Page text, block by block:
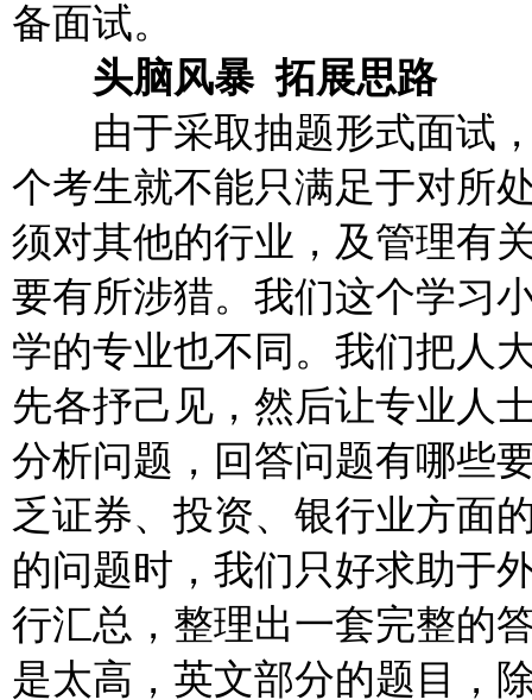
备面试。
头脑风暴 拓展思路
由于采取抽题形式面试，
个考生就不能只满足于对所
须对其他的行业，及管理有
要有所涉猎。我们这个学习
学的专业也不同。我们把人
先各抒己见，然后让专业人
分析问题，回答问题有哪些
乏证券、投资、银行业方面
的问题时，我们只好求助于
行汇总，整理出一套完整的
是太高，英文部分的题目，